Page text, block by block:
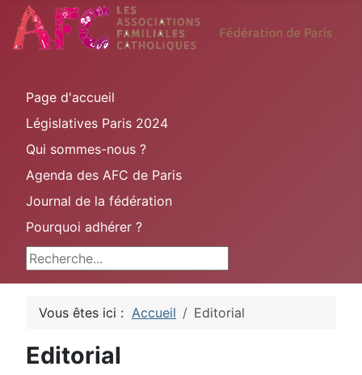
Page d'accueil
Législatives Paris 2024
Qui sommes-nous ?
Agenda des AFC de Paris
Journal de la fédération
Pourquoi adhérer ?
Rechercher
Vous êtes ici : Accueil Editorial
Editorial